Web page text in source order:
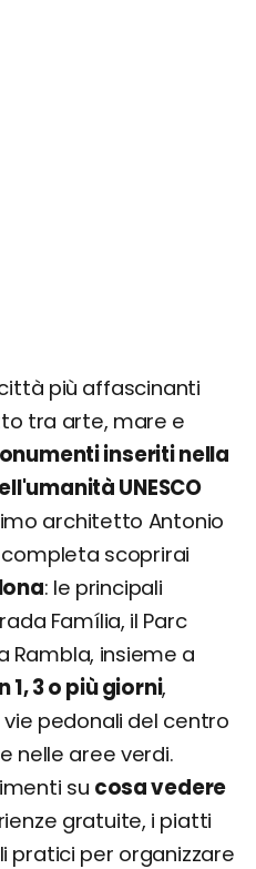
fare con bambini e
a piedi
e dintorni in 4, 5, 6 o 7
a Barcellona
più affascinanti
tra arte, mare e
inseriti nella
UNESCO
architetto Antonio
scoprirai
: le principali
Família, il Parc
Rambla, insieme a
3 o più giorni,
pedonali del centro
nelle aree verdi.
su cosa vedere
gratuite, i piatti
pratici per organizzare